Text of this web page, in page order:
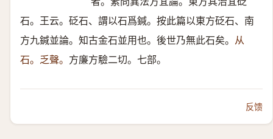
石。王云。砭石、謂以石爲鍼。按此篇以東方砭石、南
方九鍼並論。知古金石並用也。後世乃無此石矣。 从
石。乏聲。 方廉方驗二切。七部。
反馈